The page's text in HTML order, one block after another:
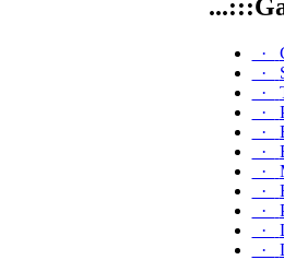
·
·
·
·
·
·
·
·
·
·
·